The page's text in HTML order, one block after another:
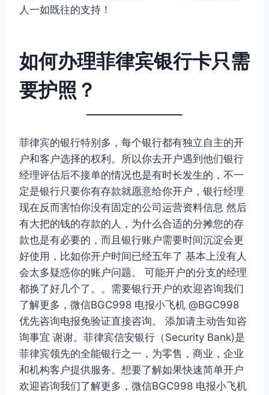
人一如既往的支持！
如何办理菲律宾银行卡只需
要护照？
菲律宾的银行特别多，每个银行都有独立自主的开
户和客户选择的权利。所以你去开户遇到他们银行
经理评估后不接单的情况也是有时长发生的，不一
定是银行只要你有存款就愿意给你开户，银行经理
现在反而害怕你没有固定的公司运营资料信息 然后
有大把的钱的存款的人，为什么合适的分摊您的存
款也是有必要的，而且银行账户需要时间沉淀会更
好使用，比如你开户时间已经五年了 基本上没有人
会太多疑惑你的账户问题。 可能开户的分支的经理
都换了好几个了。。需要银行开户的欢迎咨询我们
了解更多，微信BGC998 电报小飞机 @BGC998
优先咨询电报免验证直接咨询。 添加请主动告知咨
询事宜 谢谢。菲律宾信安银行（Security Bank)是
菲律宾领先的全能银行之一，为零售，商业，企业
和机构客户提供服务。想要了解如果快速简单开户
欢迎咨询我们了解更多，微信BGC998 电报小飞机